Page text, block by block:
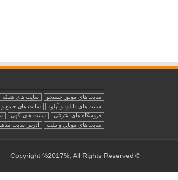
سایت های موتور جستجو سایت های شبکه
سایت های دانلود و آپلود
سایت های جامع
فروشگاه های اینترنتی
سایت های آگهی
سایت های موبایل و تبلت
آدرس سایت
© Copyright %2017%, All Rights Reserved